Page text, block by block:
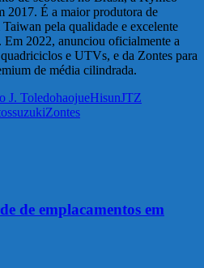
2017. É a maior produtora de
pela qualidade e excelente
Em 2022, anunciou oficialmente a
e UTVs, e da Zontes para
de média cilindrada.
J. ToledohaojueHisunJTZ
suzukiZontes
de emplacamentos em